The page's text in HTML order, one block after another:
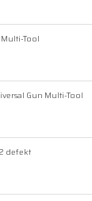
Tool
Gun Multi-Tool
defekt